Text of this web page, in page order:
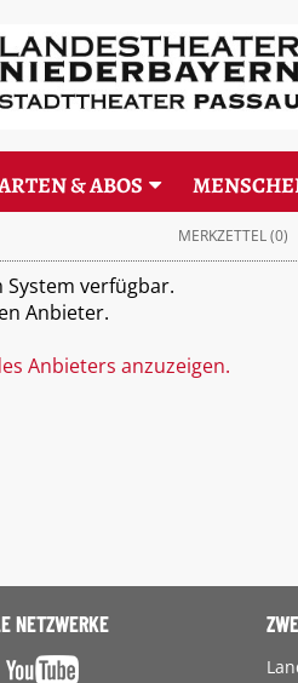
& ABOS
MERKZETTEL(0)
verfügbar.
Anbieter.
Anbieters anzuzeigen.
NETZWERKE